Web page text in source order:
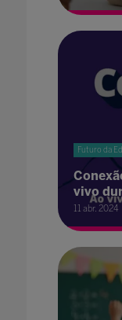
Futuro da
vivo
11 abr. 2024